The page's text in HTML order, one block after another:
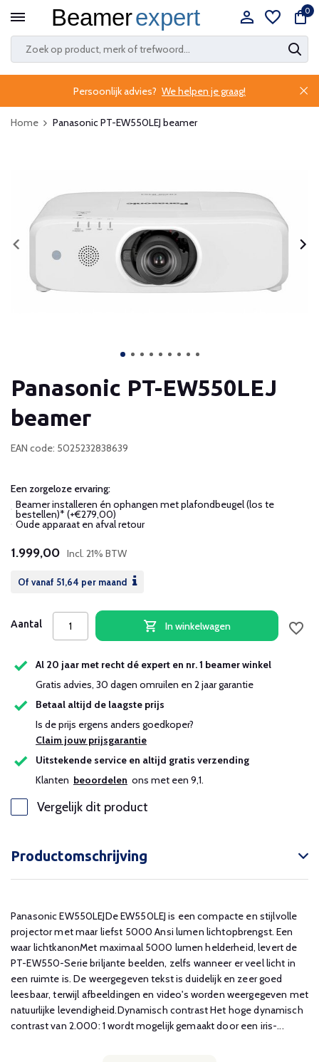
0
Persoonlijk advies? We helpen je graag!
Home Panasonic PT-EW550LEJ beamer
Panasonic PT-EW550LEJ
beamer
EAN code: 5025232838639
Een zorgeloze ervaring:
Beamer installeren én ophangen met plafondbeugel (los te
bestellen)* (+€279,00)
Oude apparaat en afval retour
1.999,00 Incl. 21% BTW
Of vanaf 51,64 per maand
Aantal In winkelwagen
Al 20 jaar met recht dé expert en nr. 1 beamer winkel
Gratis advies, 30 dagen omruilen en 2 jaar garantie
Betaal altijd de laagste prijs
Is de prijs ergens anders goedkoper?
Claim jouw prijsgarantie
Uitstekende service en altijd gratis verzending
Klanten beoordelen ons met een 9,1.
Vergelijk dit product
Productomschrijving
Panasonic EW550LEJDe EW550LEJ is een compacte en stijlvolle
projector met maar liefst 5000 Ansi lumen lichtopbrengst. Een
waar lichtkanonMet maximaal 5000 lumen helderheid, levert de
PT-EW550-Serie briljante beelden, zelfs wanneer er veel licht in
een ruimte is. De weergegeven tekst is duidelijk en zeer goed
leesbaar, terwijl afbeeldingen en video's worden weergegeven met
natuurlijke levendigheid.Dynamisch contrast Het hoge dynamisch
contrast van 2.000: 1 wordt mogelijk gemaakt door een iris-...